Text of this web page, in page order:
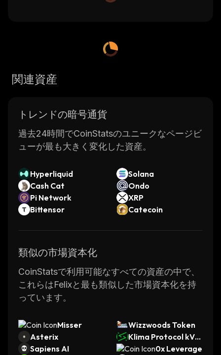
関連資産
トレンドの暗号通貨
過去24時間でCoinStatsのユニークなページビ
ューが最も大きく変化した資産。
Hyperliquid
Solana
Cash Cat
Ondo
Pi Network
XRP
Bittensor
Catecoin
類似の市場資本化
CoinStatsで利用可能なすべての資産の中で、
これらはFelixと最も類似した市場資本化を持
っています。
Misser
Wizzwoods Token
Asterix
Klima Protocol kVC
M
Sapiens AI
0x Leverage